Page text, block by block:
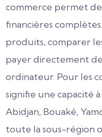
commerce permet
financières
produits, comparer
payer directement
ordinateur. Pour les
signifie une capacité
Abidjan, Bouaké,
toute la sous-région